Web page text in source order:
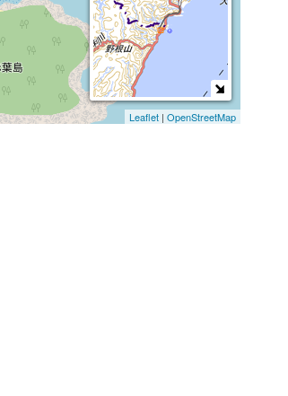
Leaflet | OpenStreetMap